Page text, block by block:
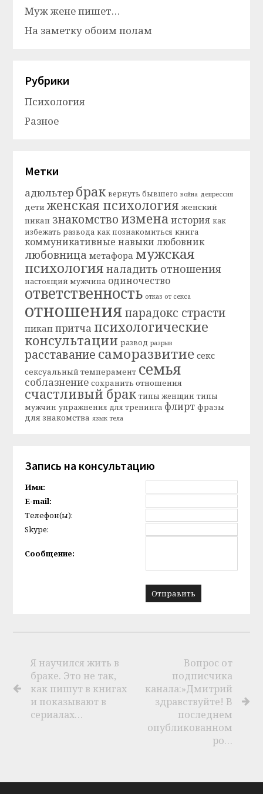
Муж жене пишет…
На заметку обоим полам
Рубрики
Психология
Разное
Метки
адюльтер брак вернуть бывшего война депрессия
дети женская психология женский
пикап знакомство измена история как
избежать развода как познакомиться книга
коммуникативные навыки любовник
любовница метафора мужская
психология наладить отношения
настоящий мужчина одиночество
ответственность отказ от секса
отношения парадокс страсти
пикап притча психологические
консультации развод разрыв
расставание саморазвитие секс
сексуальный темперамент семья
соблазнение сохранить отношения
счастливый брак типы женщин типы
мужчин упражнения для тренинга флирт фразы
для знакомства язык тела
Запись на консультацию
Имя:
E-mail:
Телефон(ы):
Skype:
Сообщение:
Я научился жить в
браке. Это не так,
как пишут в книгах
и показывают в
сериалах…
Вопрос от
подписчика
канала:»Дмитрий
здравствуйте! В
последнем
опубликованном
ро…